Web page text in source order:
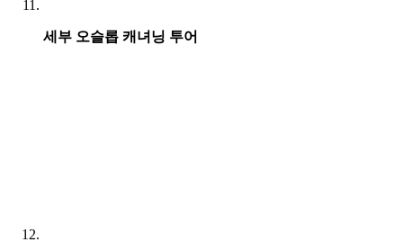
세부 오슬롭 캐녀닝 투어